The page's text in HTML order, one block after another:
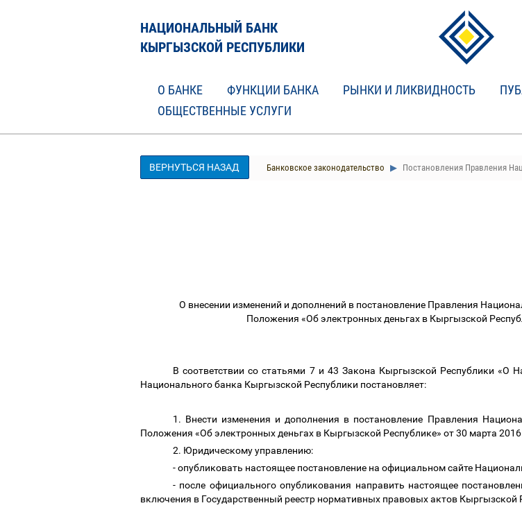
НАЦИОНАЛЬНЫЙ БАНК
КЫРГЫЗСКОЙ РЕСПУБЛИКИ
О БАНКЕ ФУНКЦИИ БАНКА РЫНКИ И ЛИКВИДНОСТЬ
ОБЩЕСТВЕННЫЕ УСЛУГИ
ВЕРНУТЬСЯ НАЗАД Банковское законодательство Постановления Правления
О внесении изменений и дополнений в постановление Правления
Положения «Об электронных деньгах в Кыргызской
В соответствии со статьями 7 и 43 Закона Кыргызской Республики «О
Национального банка Кыргызской Республики постановляет:
1. Внести изменения и дополнения в постановление Правления
Положения «Об электронных деньгах в Кыргызской Республике» от 30 марта
2. Юридическому управлению:
- опубликовать настоящее постановление на официальном сайте
- после официального опубликования направить настоящее
включения в Государственный реестр нормативных правовых актов Кыргызской